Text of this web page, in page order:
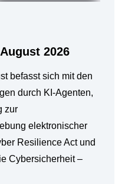
2026
befasst sich mit den
durch KI-Agenten,
zur
elektronischer
Resilience Act und
Cybersicherheit –